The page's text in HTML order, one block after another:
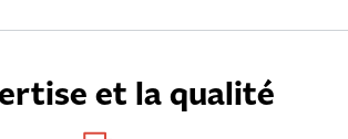
et la qualité